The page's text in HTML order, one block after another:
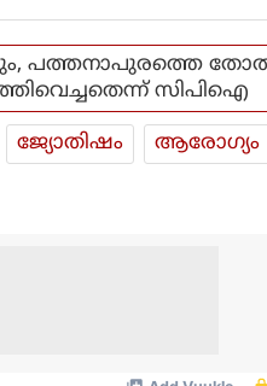
പത്തനാപുരത്തെ
സിപിഐ
ജ്യോതിഷം
ആരോഗ്യം